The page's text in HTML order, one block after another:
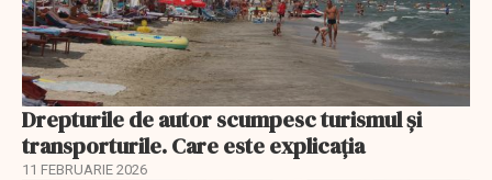
Drepturile de autor scumpesc turismul și
transporturile. Care este explicația
11 FEBRUARIE 2026